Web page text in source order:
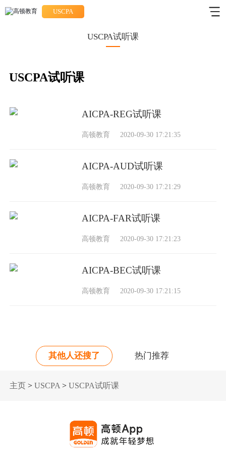
USCPA
USCPA试听课
USCPA试听课
AICPA-REG试听课
高顿教育 2020-09-30 17:21:35
AICPA-AUD试听课
高顿教育 2020-09-30 17:21:29
AICPA-FAR试听课
高顿教育 2020-09-30 17:21:23
AICPA-BEC试听课
高顿教育 2020-09-30 17:21:15
其他人还搜了 热门推荐
主页 >USCPA >USCPA试听课